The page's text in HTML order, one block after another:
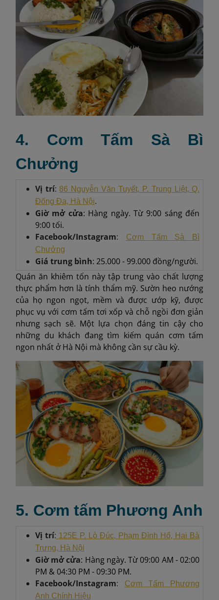
4. Cơm Tấm Sà Bì
Chưởng
Vị trí:86 Nguyễn Văn Tuyết, P. Trung Liệt, Q.
Đống Đa, Hà Nội.
Giờ mở cửa: Hàng ngày. Từ 9:00 sáng đến
9:00 tối.
Facebook/Instagram:
Cơm Tấm Sà Bì
Chưởng
Giá trung bình: 25.000 - 99.000 đồng/người.
Quán ăn khiêm tốn này tập trung vào chất lượng
thực phẩm hơn là tính thẩm mỹ. Sườn heo nướng
của họ ngon ngọt, mềm và được ướp kỹ, được
phục vụ với cơm tấm tơi xốp và chỗ ngồi đơn giản
nhưng sạch sẽ. Một lựa chọn đáng tin cậy cho
những du khách đang tìm kiếm quán cơm tấm
ngon nhất ở Hà Nội mà không cần sự cầu kỳ.
5. Cơm tấm Phương Anh
Vị trí: 125E P. Lò Đúc, Phạm Đình Hổ, Hai Bà
Trưng, Hà Nội
Giờ mở cửa: Hàng ngày. Từ 09:00 AM - 02:00
PM & 04:30 PM - 09:30 PM.
Facebook/Instagram:
Cơm Tấm Phương
Anh Chính Hiệu